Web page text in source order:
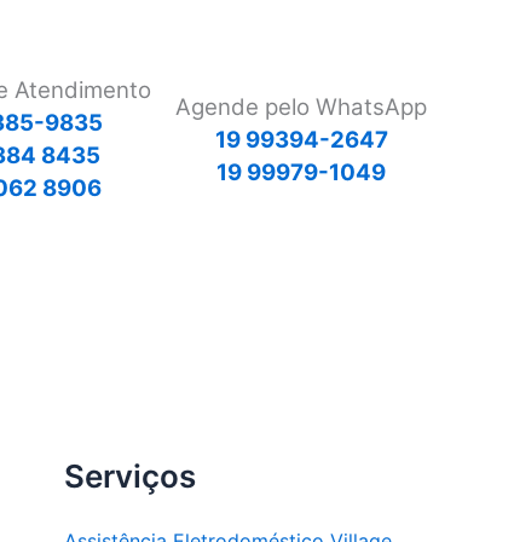
Atendimento
9835
8435
8906
Agende pelo WhatsApp
19 99394-2647
19 99979-1049
Serviços